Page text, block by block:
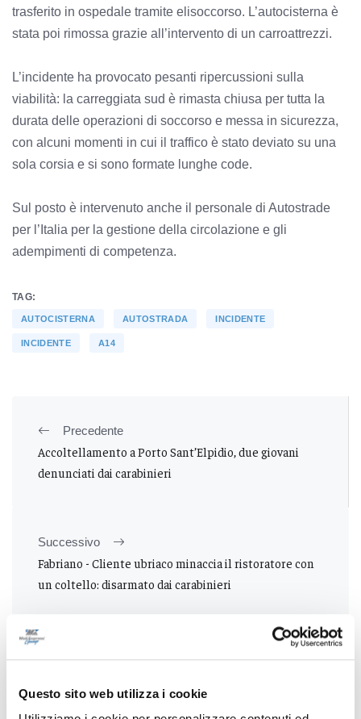
Questo sito web utilizza i cookie
trasferito in ospedale tramite elisoccorso. L’autocisterna è
stata poi rimossa grazie all’intervento di un carroattrezzi.
L’incidente ha provocato pesanti ripercussioni sulla
viabilità: la carreggiata sud è rimasta chiusa per tutta la
durata delle operazioni di soccorso e messa in sicurezza,
con alcuni momenti in cui il traffico è stato deviato su una
sola corsia e si sono formate lunghe code.
Sul posto è intervenuto anche il personale di Autostrade
per l’Italia per la gestione della circolazione e gli
adempimenti di competenza.
TAG:
AUTOCISTERNA AUTOSTRADA INCIDENTE
INCIDENTE A14
Precedente
Accoltellamento a Porto Sant’Elpidio, due giovani
denunciati dai carabinieri
Successivo
Fabriano - Cliente ubriaco minaccia il ristoratore con
un coltello: disarmato dai carabinieri
Tutti gli articoli